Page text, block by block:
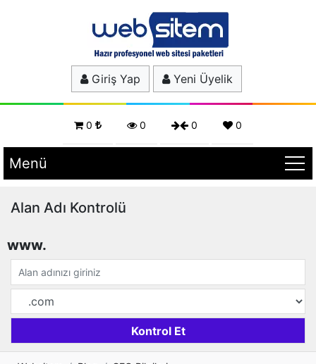
Giriş Yap Yeni Üyelik
0 0 0 0
Menü
Alan Adı Kontrolü
www.